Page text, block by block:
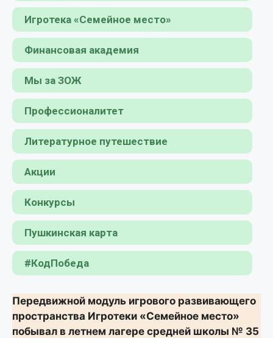
Игротека «Семейное место»
Финансовая академия
Мы за ЗОЖ
Профессионалитет
Литературное путешествие
Акции
Конкурсы
Пушкинская карта
#КодПобеда
Передвижной модуль игрового развивающего
пространства Игротеки «Семейное место»
побывал в летнем лагере средней школы № 35